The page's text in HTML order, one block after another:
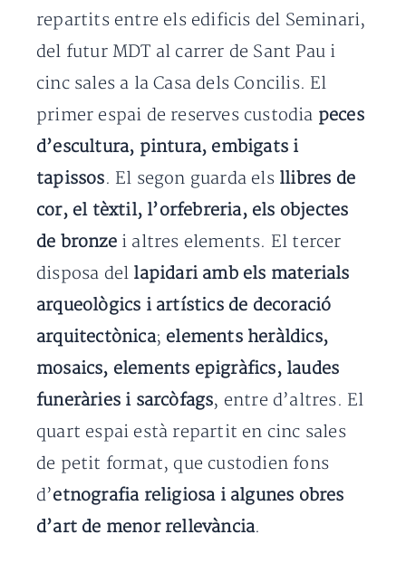
repartits entre els edificis del Seminari,
del futur MDT al carrer de Sant Pau i
cinc sales a la Casa dels Concilis. El
primer espai de reserves custodia peces
d’escultura, pintura, embigats i
tapissos. El segon guarda els llibres de
cor, el tèxtil, l’orfebreria, els objectes
de bronzei altres elements. El tercer
disposa del lapidari amb els materials
arqueològics i artístics de decoració
arquitectònica; elements heràldics,
mosaics, elements epigràfics, laudes
funeràries i sarcòfags, entre d’altres. El
quart espai està repartit en cinc sales
de petit format, que custodien fons
d’etnografia religiosa i algunes obres
d’art de menor rellevància.